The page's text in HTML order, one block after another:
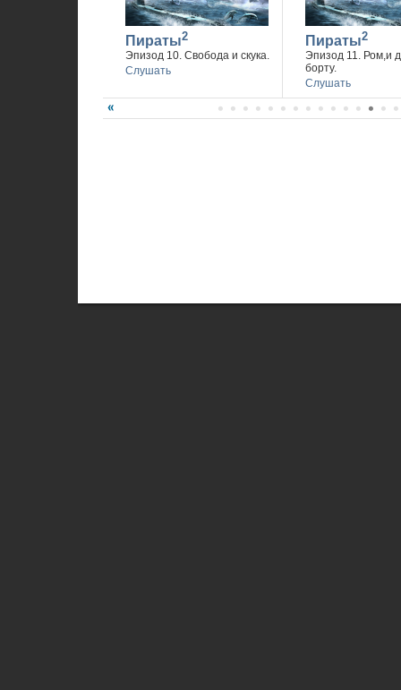
Пираты2
Эпизод 10. Свобода и скука.
Слушать
Пираты2
Эпизод 11. Ром,и
борту.
Слушать